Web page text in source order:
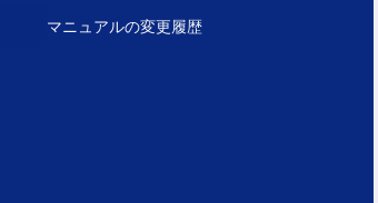
マニュアルの変更履歴